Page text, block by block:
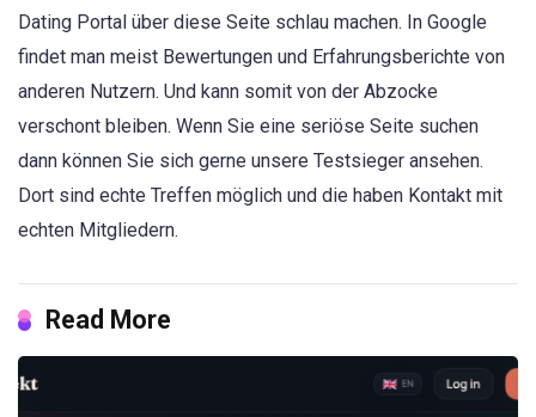
Dating Portal über diese Seite schlau machen. In Google
findet man meist Bewertungen und Erfahrungsberichte von
anderen Nutzern. Und kann somit von der Abzocke
verschont bleiben. Wenn Sie eine seriöse Seite suchen
dann können Sie sich gerne unsere Testsieger ansehen.
Dort sind echte Treffen möglich und die haben Kontakt mit
echten Mitgliedern.
Read More